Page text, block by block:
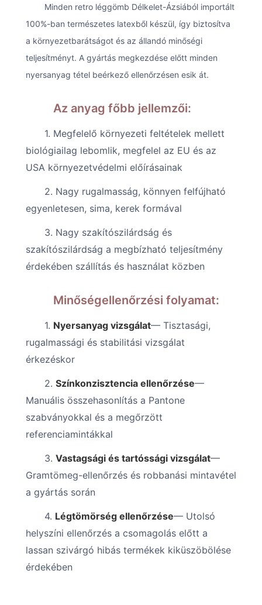
Minden retro léggömb Délkelet-Ázsiából importált
100%-ban természetes latexből készül, így biztosítva
a környezetbarátságot és az állandó minőségi
teljesítményt. A gyártás megkezdése előtt minden
nyersanyag tétel beérkező ellenőrzésen esik át.
Az anyag főbb jellemzői:
1. Megfelelő környezeti feltételek mellett
biológiailag lebomlik, megfelel az EU és az
USA környezetvédelmi előírásainak
2. Nagy rugalmasság, könnyen felfújható
egyenletesen, sima, kerek formával
3. Nagy szakítószilárdság és
szakítószilárdság a megbízható teljesítmény
érdekében szállítás és használat közben
Minőségellenőrzési folyamat:
1. Nyersanyag vizsgálat— Tisztasági,
rugalmassági és stabilitási vizsgálat
érkezéskor
2. Színkonzisztencia ellenőrzése—
Manuális összehasonlítás a Pantone
szabványokkal és a megőrzött
referenciamintákkal
3. Vastagsági és tartóssági vizsgálat—
Gramtömeg-ellenőrzés és robbanási mintavétel
a gyártás során
4. Légtömörség ellenőrzése— Utolsó
helyszíni ellenőrzés a csomagolás előtt a
lassan szivárgó hibás termékek kiküszöbölése
érdekében